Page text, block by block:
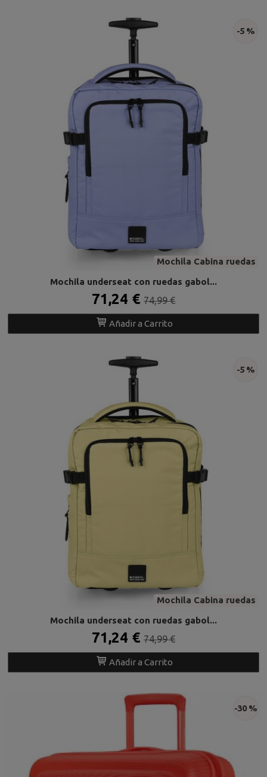
Mochila Cabina ruedas
-5 %
Mochila underseat con ruedas gabol...
71,24 € 74,99 €
Añadir a Carrito
Mochila Cabina ruedas
-5 %
Mochila underseat con ruedas gabol...
71,24 € 74,99 €
Añadir a Carrito
-30 %